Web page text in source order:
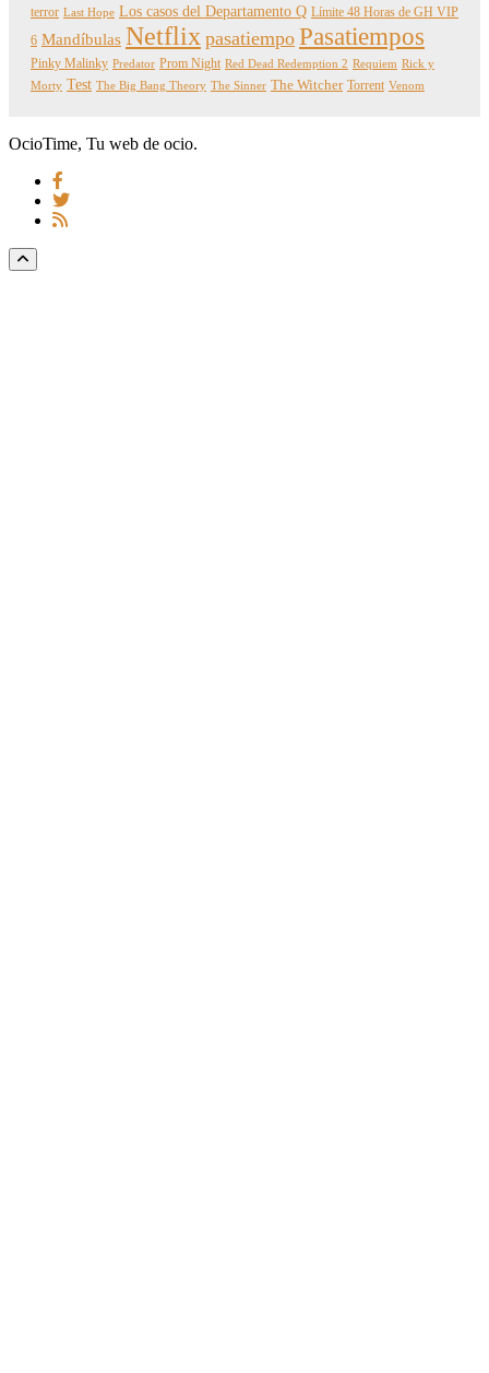
terror Last Hope Los casos del Departamento Q Límite 48 Horas de GH VIP
6 Mandíbulas Netflix pasatiempo Pasatiempos
Pinky Malinky Predator Prom Night Red Dead Redemption 2 Requiem Rick y
Morty Test The Big Bang Theory The Sinner The Witcher Torrent Venom
OcioTime, Tu web de ocio.